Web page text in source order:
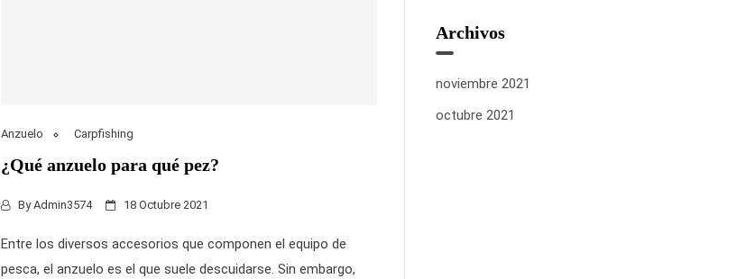
Anzuelo Carpfishing
¿Qué anzuelo para qué pez?
ByAdmin3574 18 Octubre 2021
Entre los diversos accesorios que componen el equipo de
pesca, el anzuelo es el que suele descuidarse. Sin embargo,
Archivos
noviembre 2021
octubre 2021